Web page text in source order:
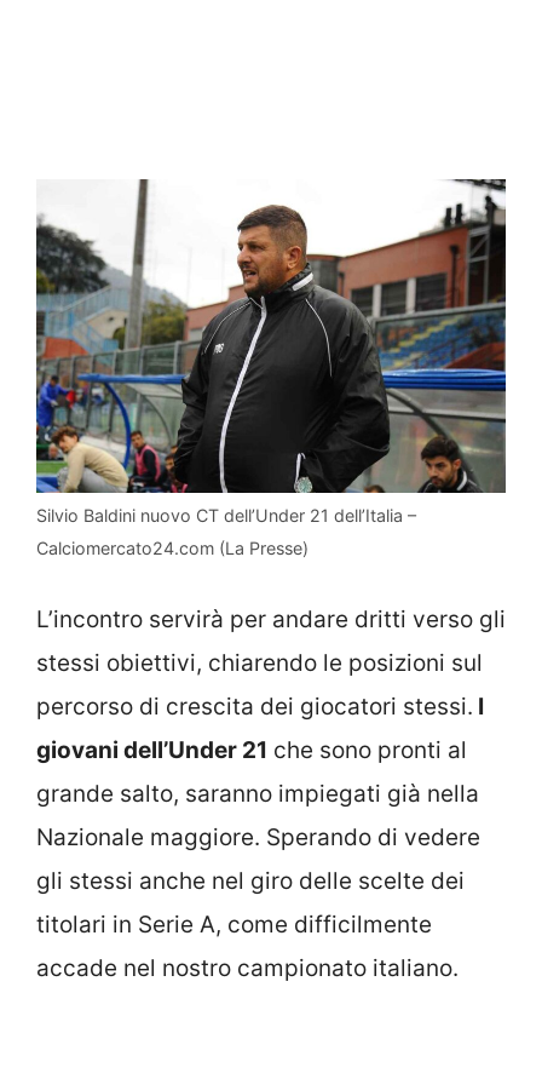
Silvio Baldini nuovo CT dell’Under 21 dell’Italia –
Calciomercato24.com (La Presse)
L’incontro servirà per andare dritti verso gli
stessi obiettivi, chiarendo le posizioni sul
percorso di crescita dei giocatori stessi. I
giovani dell’Under 21 che sono pronti al
grande salto, saranno impiegati già nella
Nazionale maggiore. Sperando di vedere
gli stessi anche nel giro delle scelte dei
titolari in Serie A, come difficilmente
accade nel nostro campionato italiano.